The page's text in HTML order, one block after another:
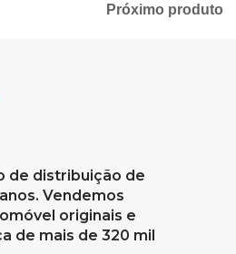
Próximo produto
de distribuição de
Vendemos
originais e
de mais de 320 mil